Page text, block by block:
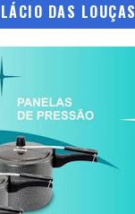
DAS LOUÇAS